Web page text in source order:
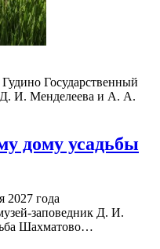
Гудино Государственный
Д. И. Менделеева и А. А.
дому усадьбы
2027 года
заповедник Д. И.
Шахматово…